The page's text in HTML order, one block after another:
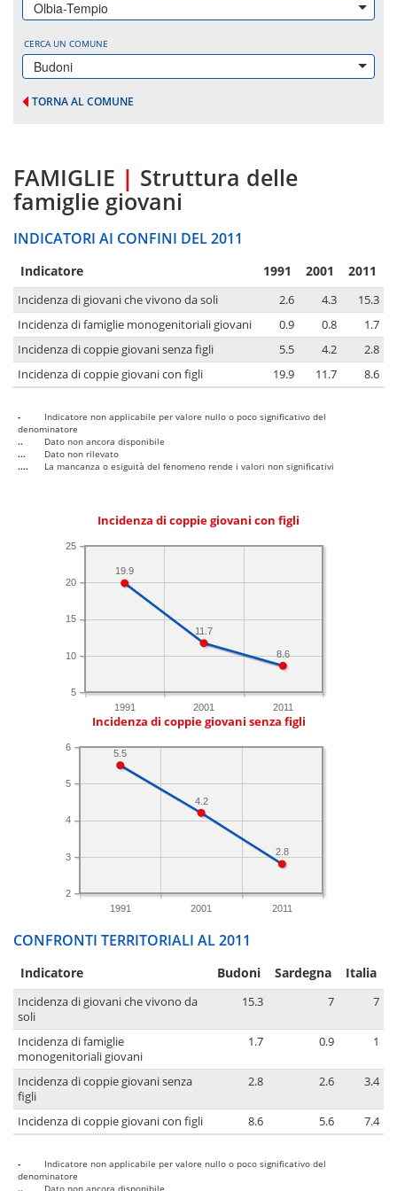
Olbia-Tempio
CERCA UN COMUNE
Budoni
TORNA AL COMUNE
FAMIGLIE | Struttura delle
famiglie giovani
INDICATORI AI CONFINI DEL 2011
Indicatore 1991 2001 2011
Incidenza di giovani che vivono da soli 2.6 4.3
15.3
Incidenza di famiglie monogenitoriali giovani
0.9 0.8
1.7
Incidenza di coppie giovani senza figli
5.5 4.2
2.8
Incidenza di coppie giovani con figli
19.9 11.7 8.6
-
Indicatore non applicabile per valore nullo o poco significativo del
denominatore
..
Dato non ancora disponibile
...
Dato non rilevato
....
La mancanza o esiguità del fenomeno rende i valori non significativi
Incidenza di coppie giovani con figli
1991 2001 2011
5
10
15
20
25
8.6
11.7
19.9
Incidenza di coppie giovani senza figli
1991 2001 2011
2
3
4
5
6
2.8
4.2
5.5
CONFRONTI TERRITORIALI AL 2011
Indicatore Budoni Sardegna Italia
Incidenza di giovani che vivono da
soli
15.3 7 7
Incidenza di famiglie
monogenitoriali giovani
1.7 0.9 1
Incidenza di coppie giovani senza
figli
2.8 2.6 3.4
Incidenza di coppie giovani con figli 8.6 5.6 7.4
-
Indicatore non applicabile per valore nullo o poco significativo del
denominatore